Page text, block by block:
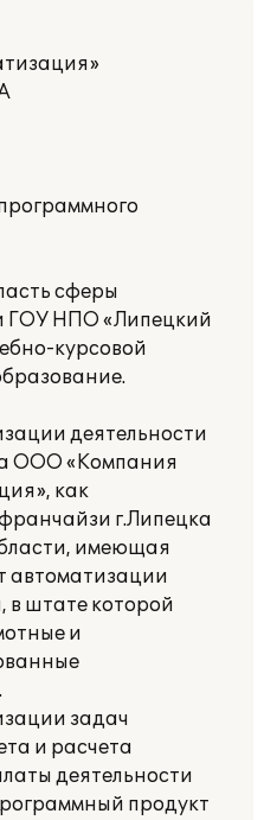
сферы
ГОУ НПО «Липецкий
курсовой
деятельности
ООО «Компания
как
г.Липецка
имеющая
автоматизации
в штате которой
и
задач
и расчета
деятельности
продукт